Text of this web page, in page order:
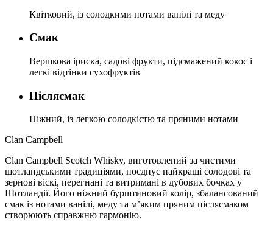
Квітковий, із солодкими нотами ванілі та меду
Смак
Вершкова іриска, садові фрукти, підсмажений кокос і
легкі відтінки сухофруктів
Післясмак
Ніжний, із легкою солодкістю та пряними нотами
Clan Campbell
Clan Campbell Scotch Whisky, виготовлений за чистими
шотландськими традиціями, поєднує найкращі солодові та
зернові віскі, перегнані та витримані в дубових бочках у
Шотландії. Його ніжний бурштиновий колір, збалансований
смак із нотами ванілі, меду та м’яким пряним післясмаком
створюють справжню гармонію.